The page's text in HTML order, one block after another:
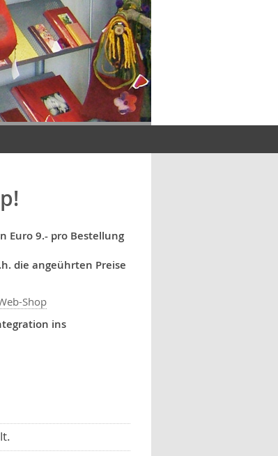
Euro 9.- pro Bestellung
die angeührten Preise
Shop
ins